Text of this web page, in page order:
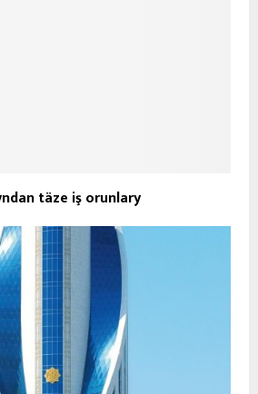
täze iş orunlary